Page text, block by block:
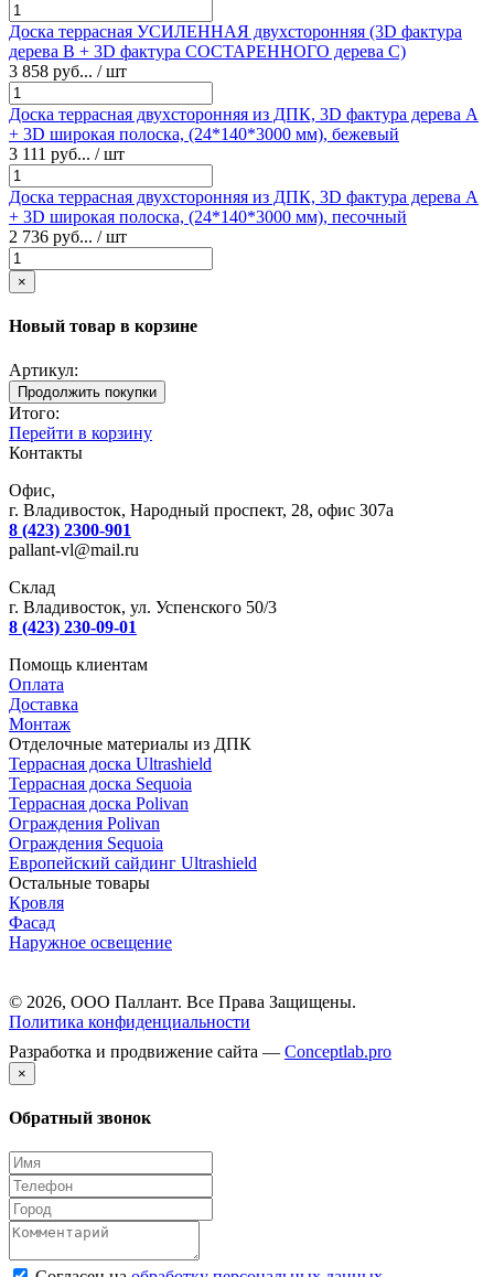
Доска террасная УСИЛЕННАЯ двухсторонняя (3D фактура
дерева В + 3D фактура СОСТАРЕННОГО дерева C)
3 858 руб... / шт
Доска террасная двухсторонняя из ДПК, 3D фактура дерева А
+ 3D широкая полоска, (24*140*3000 мм), бежевый
3 111 руб... / шт
Доска террасная двухсторонняя из ДПК, 3D фактура дерева А
+ 3D широкая полоска, (24*140*3000 мм), песочный
2 736 руб... / шт
×
Новый товар в корзине
Артикул:
Продолжить покупки
Итого:
Перейти в корзину
Контакты
Офис,
г. Владивосток, Народный проспект, 28, офис 307а
8 (423) 2300-901
pallant-vl@mail.ru
Склад
г. Владивосток, ул. Успенского 50/3
8 (423) 230-09-01
Помощь клиентам
Оплата
Доставка
Монтаж
Отделочные материалы из ДПК
Террасная доска Ultrashield
Террасная доска Sequoia
Террасная доска Polivan
Ограждения Polivan
Ограждения Sequoia
Европейский сайдинг Ultrashield
Остальные товары
Кровля
Фасад
Наружное освещение
© 2026, ООО Паллант. Все Права Защищены.
Политика конфиденциальности
Разработка и продвижение сайта — Сonceptlab.pro
×
Обратный звонок